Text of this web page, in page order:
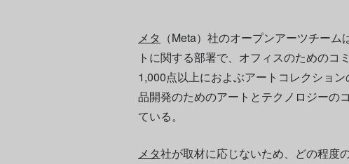
メタ （Meta）社のオープンアーツチー
トに関する部署で、オフィスのためのコ
1,000点以上におよぶアートコレクション
品開発のためのアートとテクノロジーの
ている。
メタ社が取材に応じないため、どの程度